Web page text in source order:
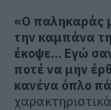
«Ο παληκαράς
την καμπάνα
έκοψε… Εγώ
ποτέ να μην
κανένα όπλο